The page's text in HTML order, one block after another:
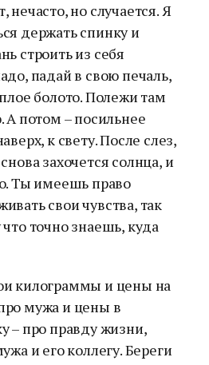
нечасто, но случается. Я
держать спинку и
строить из себя
падай в свою печаль,
болото. Полежи там
А потом – посильнее
к свету. После слез,
захочется солнца, и
Ты имеешь право
свои чувства, так
точно знаешь, куда
килограммы и цены на
мужа и цены в
– про правду жизни,
и его коллегу. Береги